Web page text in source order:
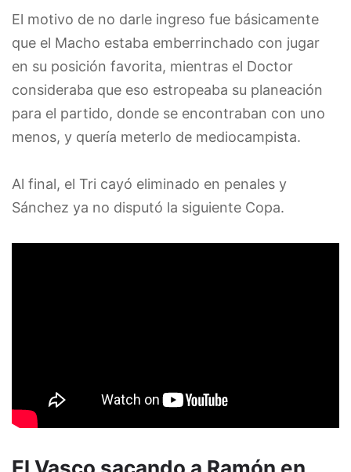
El motivo de no darle ingreso fue básicamente
que el Macho estaba emberrinchado con jugar
en su posición favorita, mientras el Doctor
consideraba que eso estropeaba su planeación
para el partido, donde se encontraban con uno
menos, y quería meterlo de mediocampista.
Al final, el Tri cayó eliminado en penales y
Sánchez ya no disputó la siguiente Copa.